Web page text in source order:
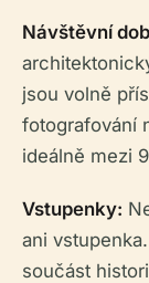
Návštěvní
jsou volně
fotografování
ideálně mezi
Vstupenky:
ani
součást